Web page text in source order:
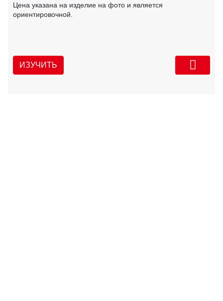
Цена указана на изделие на фото и является
ориентировочной.
ИЗУЧИТЬ